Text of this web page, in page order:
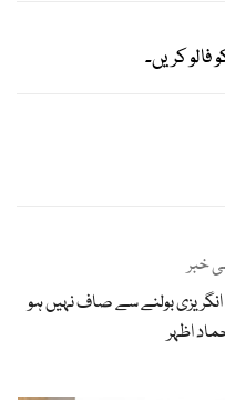
فالو کریں۔
خبر
بولنے سے صاف نہیں ہو
اظہر